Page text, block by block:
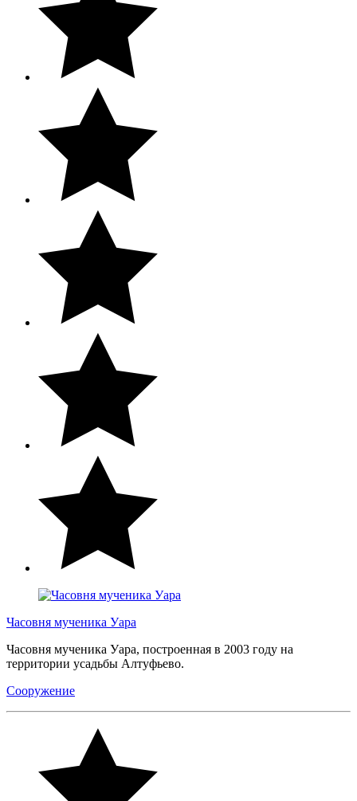
Часовня мученика Уара
Часовня мученика Уара, построенная в 2003 году на
территории усадьбы Алтуфьево.
Сооружение